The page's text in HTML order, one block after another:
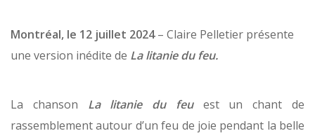
Montréal, le 12 juillet 2024– Claire Pelletier présente
une version inédite de La litanie du feu.
La chanson La litanie du feu est un chant de
rassemblement autour d’un feu de joie pendant la belle